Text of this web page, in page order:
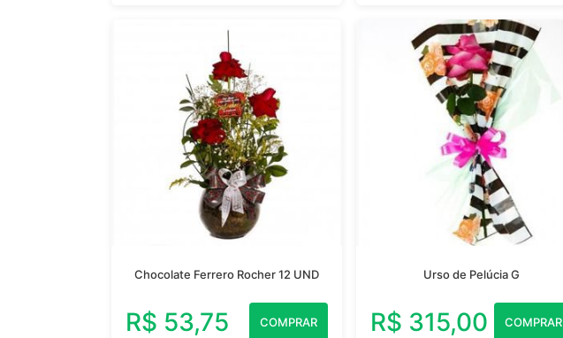
Chocolate Ferrero Rocher 12 UND
R$ 53,75 COMPRAR
Urso de Pelúcia G
R$ 315,00 COMPRAR